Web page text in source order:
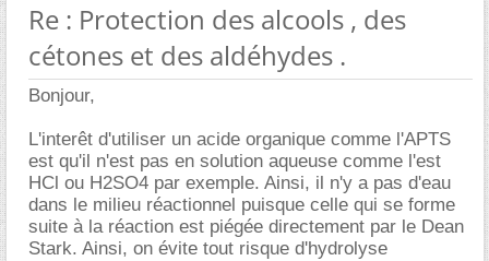
Re : Protection des alcools , des
cétones et des aldéhydes .
Bonjour,
L'interêt d'utiliser un acide organique comme l'APTS
est qu'il n'est pas en solution aqueuse comme l'est
HCl ou H2SO4 par exemple. Ainsi, il n'y a pas d'eau
dans le milieu réactionnel puisque celle qui se forme
suite à la réaction est piégée directement par le Dean
Stark. Ainsi, on évite tout risque d'hydrolyse